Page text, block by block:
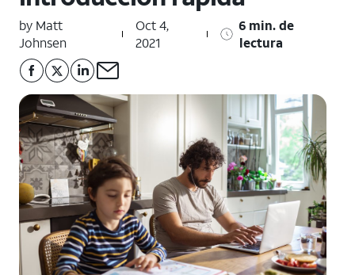
by Matt
Johnsen
Oct 4,
2021
6 min. de
lectura